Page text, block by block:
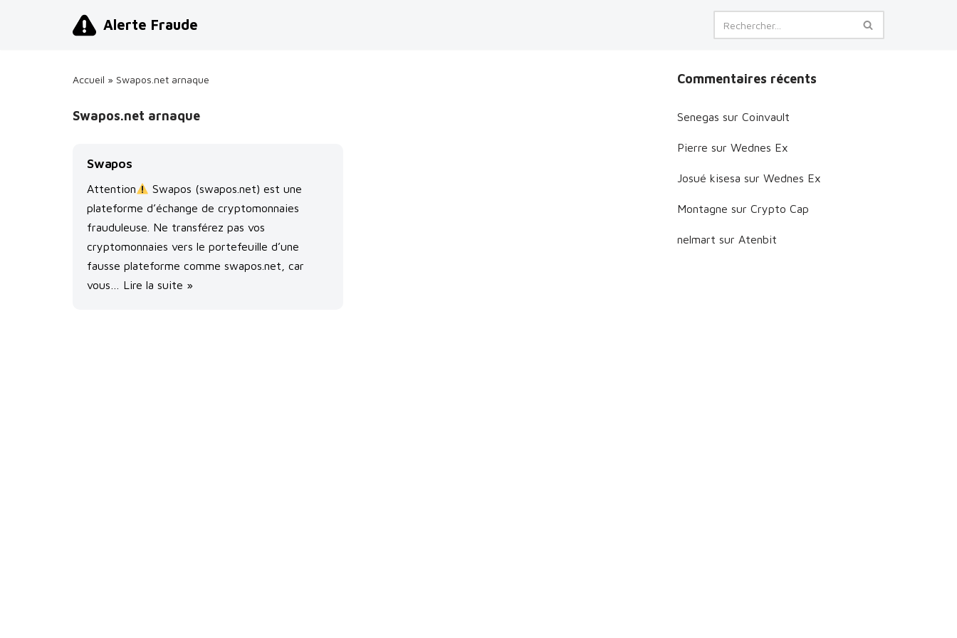
Alerte Fraude
Accueil » Swapos.net arnaque
Swapos.net arnaque
Swapos
Attention
Swapos (swapos.net) est une
plateforme d’échange de cryptomonnaies
frauduleuse. Ne transférez pas vos
cryptomonnaies vers le portefeuille d’une
fausse plateforme comme swapos.net, car
vous… Lire la suite »
Commentaires récents
Senegas sur Coinvault
Pierre sur Wednes Ex
Josué kisesa sur Wednes Ex
Montagne sur Crypto Cap
nelmart sur Atenbit